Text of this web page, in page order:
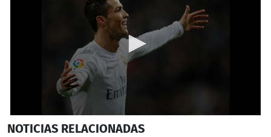
seconds
NOTICIAS RELACIONADAS